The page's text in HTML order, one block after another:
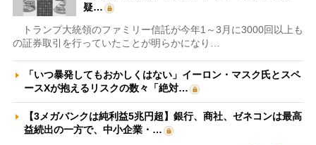
疑…
トランプ大統領のファミリー信託が今年1～3月に3000回以上も
の証券取引を行っていたことが明らかになり…
「いつ暴発してもおかしくはない」イーロン・マスク氏とスペ
ースXが抱えるリスクの数々「絶対…
【3メガバンクは純利益5兆円超】銀行、商社、ゼネコンは最高
益続出の一方で、中小企業・…